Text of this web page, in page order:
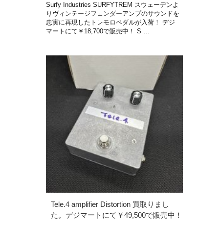
Surfy Industries SURFYTREM スウェーデンよ
りヴィンテージフェンダーアンプのサウンドを
忠実に再現したトレモロペダルが入荷！ デジ
マートにて￥18,700で販売中！ S …
Tele.4 amplifier Distortion 買取りまし
た。デジマートにて￥49,500で販売中！